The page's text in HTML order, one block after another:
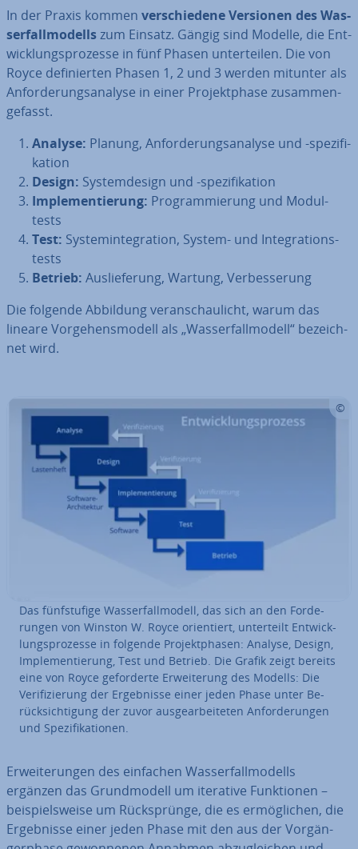
In der Praxis kommen ver­schie­de­ne Versionen des Was­
ser­fall­mo­dellszum Einsatz. Gängig sind Modelle, die Ent­
wick­lungs­pro­zes­se in fünf Phasen un­ter­tei­len. Die von
Royce de­fi­nier­ten Phasen 1, 2 und 3 werden mitunter als
An­for­de­rungs­ana­ly­se in einer Pro­jekt­pha­se zu­sam­men­
ge­fasst.
Analyse: Planung, An­for­de­rungs­ana­ly­se und -spe­zi­fi­
ka­ti­on
Design: Sys­tem­de­sign und -spe­zi­fi­ka­ti­on
Im­ple­men­tie­rung: Pro­gram­mie­rung und Mo­dul­
tests
Test: Sys­tem­in­te­gra­ti­on, System- und In­te­gra­ti­ons­
tests
Betrieb: Aus­lie­fe­rung, Wartung, Ver­bes­se­rung
Die folgende Abbildung ver­an­schau­licht, warum das
lineare Vor­ge­hens­mo­dell als „Was­ser­fall­mo­dell“ be­zeich­
net wird.
Das fünf­stu­fi­ge Was­ser­fall­mo­dell, das sich an den For­de­
run­gen von Winston W. Royce ori­en­tiert, un­ter­teilt Ent­wick­
lungs­pro­zes­se in folgende Pro­jekt­pha­sen: Analyse, Design,
Im­ple­men­tie­rung, Test und Betrieb. Die Grafik zeigt bereits
eine von Royce ge­for­der­te Er­wei­te­rung des Modells: Die
Ve­ri­fi­zie­rung der Er­geb­nis­se einer jeden Phase unter Be­
rück­sich­ti­gung der zuvor aus­ge­ar­bei­te­ten An­for­de­run­gen
und Spe­zi­fi­ka­tio­nen.
Er­wei­te­run­gen des einfachen Was­ser­fall­mo­dells
ergänzen das Grund­mo­dell um iterative Funk­tio­nen –
bei­spiels­wei­se um Rück­sprün­ge, die es er­mög­li­chen, die
Er­geb­nis­se einer jeden Phase mit den aus der Vor­gän­